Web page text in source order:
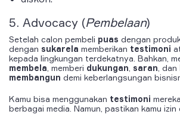
5. Advocacy (Pembelaan)
Setelah calon pembeli puas dengan
dengan sukarela memberikan testimoni
kepada lingkungan terdekatnya. Bahkan,
membela , memberi dukungan saran , dan
membangun demi keberlangsungan
Kamu bisa menggunakan testimoni
berbagai media. Namun, pastikan kamu izin